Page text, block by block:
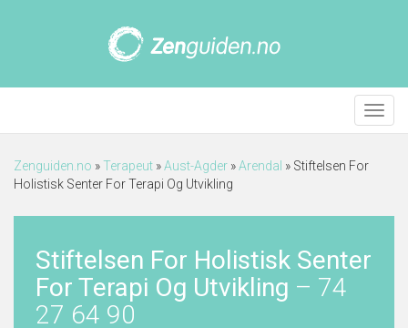
Meny
Zenguiden.no »Terapeut »Aust-Agder »Arendal » Stiftelsen For
Holistisk Senter For Terapi Og Utvikling
Stiftelsen For Holistisk Senter
For Terapi Og Utvikling – 74
27 64 90